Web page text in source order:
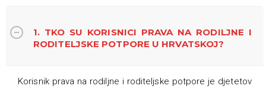
1. TKO SU KORISNICI PRAVA NA RODILJNE I
RODITELJSKE POTPORE U HRVATSKOJ?
Korisnik prava na rodiljne i roditeljske potpore je djetetov